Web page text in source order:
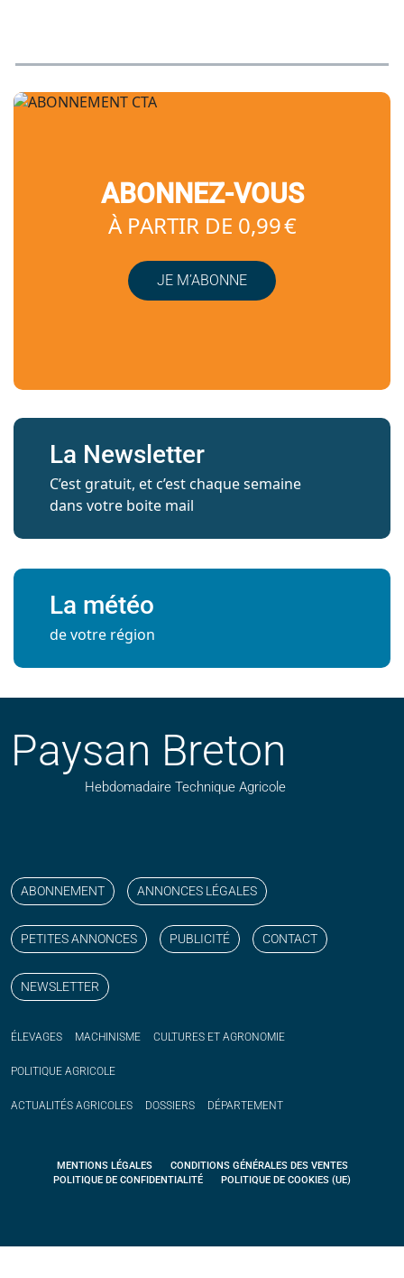
ABONNEZ-VOUS
À PARTIR DE 0,99 €
JE M’ABONNE
La Newsletter
C’est gratuit, et c’est chaque semaine
dans votre boite mail
La météo
de votre région
Paysan Breton
Hebdomadaire Technique Agricole
ABONNEMENT ANNONCES LÉGALES
PETITES ANNONCES PUBLICITÉ CONTACT
NEWSLETTER
ÉLEVAGES MACHINISME CULTURES ET AGRONOMIE
POLITIQUE AGRICOLE
ACTUALITÉS AGRICOLES DOSSIERS DÉPARTEMENT
MENTIONS LÉGALES
CONDITIONS GÉNÉRALES DES VENTES
POLITIQUE DE CONFIDENTIALITÉ
POLITIQUE DE COOKIES (UE)